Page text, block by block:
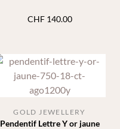
CHF140.00
Pendentif Lettre Y or jaune
GOLD JEWELLERY